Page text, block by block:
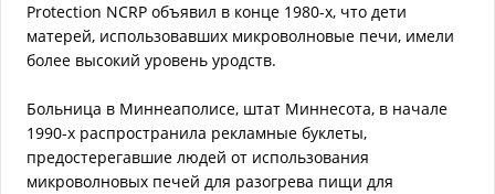
Protection NCRP объявил в конце 1980-х, что дети
матерей, использовавших микроволновые печи, имели
более высокий уровень уродств.
Больница в Миннеаполисе, штат Миннесота, в начале
1990-х распространила рекламные буклеты,
предостерегавшие людей от использования
микроволновых печей для разогрева пищи для